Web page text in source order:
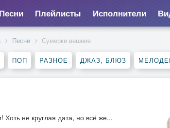
Песни Плейлисты Исполнители
Песни Сумерки вешние
ПОП РАЗНОЕ ДЖАЗ, БЛЮЗ
не круглая дата, но всё же...